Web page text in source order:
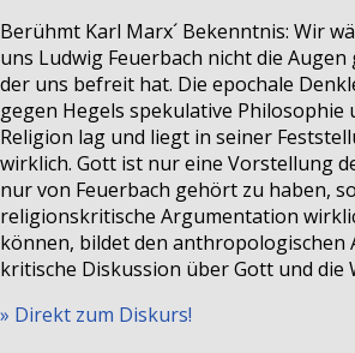
Berühmt Karl Marx´ Bekenntnis: Wir
uns Ludwig Feuerbach nicht die Augen
der uns befreit hat. Die epochale
gegen Hegels spekulative Philosophie
Religion lag und liegt in seiner
wirklich. Gott ist nur eine Vorstellung
nur von Feuerbach gehört zu haben,
religionskritische Argumentation
können, bildet den anthropologischen
kritische Diskussion über Gott und die
» Direkt zum Diskurs!